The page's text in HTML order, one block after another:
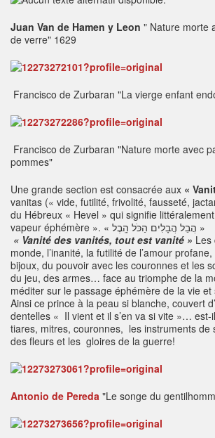
Juan Van de Hamen y Leon " Nature morte
de verre" 1629
Francisco de Zurbaran "La vierge enfant
Francisco de Zurbaran "Nature morte avec
pommes"
Une grande section est consacrée aux «
vanitas (« vide, futilité, frivolité, fausseté,
du Hébreux « Hevel » qui signifie
vapeur éphémère ». « הֲבֵל הֲבָלִים הַכֹּל הָֽבֶל »
« Vanité des vanités, tout est vanité » Les
monde, l’inanité, la futilité de l’amour
bijoux, du pouvoir avec les couronnes et les
du jeu, des armes… face au triomphe de la
méditer sur le passage éphémère de la vie
Ainsi ce prince à la peau si blanche, couvert
dentelles « Il vient et il s’en va si vite »… est-
tiares, mitres, couronnes, les instruments
des fleurs et les gloires de la guerre!
Antonio de Pereda "Le songe du